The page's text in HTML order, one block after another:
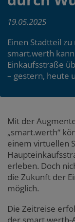
19.05.2025
Einen Stadtteil
smart.werth
Einkaufsstraße
– gestern, heute
Zum
Seitenbereich
Zum
Hauptinhalt
Content
Mit der
„smart.werth“
einem virtuellen
erleben. Doch
die Zukunft der
möglich.
Die Zeitreise